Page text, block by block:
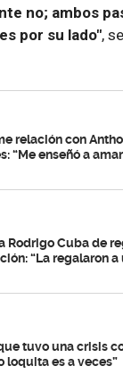
no; ambos
por su lado",
relación con
“Me enseñó a
Rodrigo Cuba de
“La regalaron a
tuvo una crisis
loquita es a veces”